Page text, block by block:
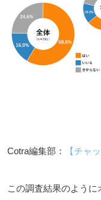
Cotra編集部： 【チャ
この調査結果のように